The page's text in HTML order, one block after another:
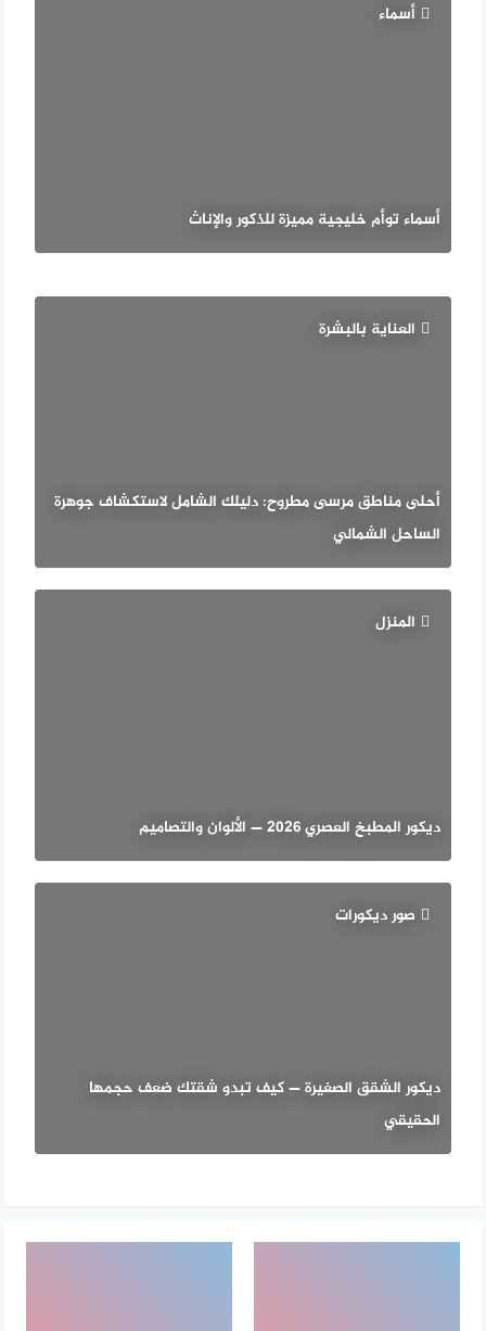
أسماء
أسماء توأم خليجية مميزة للذكور والإناث
العناية بالبشرة
أحلى مناطق مرسى مطروح: دليلك الشامل لاستكشاف جوهرة
الساحل الشمالي
المنزل
ديكور المطبخ العصري 2026 — الألوان والتصاميم
صور ديكورات
ديكور الشقق الصغيرة — كيف تبدو شقتك ضعف حجمها
الحقيقي